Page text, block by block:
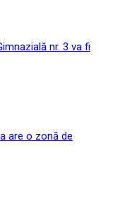
nr. 3 va fi
are o zonă de